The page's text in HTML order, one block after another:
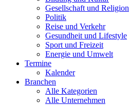
Gesellschaft und Religion
Politik
Reise und Verkehr
Gesundheit und Lifestyle
Sport und Freizeit
Energie und Umwelt
Termine
Kalender
Branchen
Alle Kategorien
Alle Unternehmen